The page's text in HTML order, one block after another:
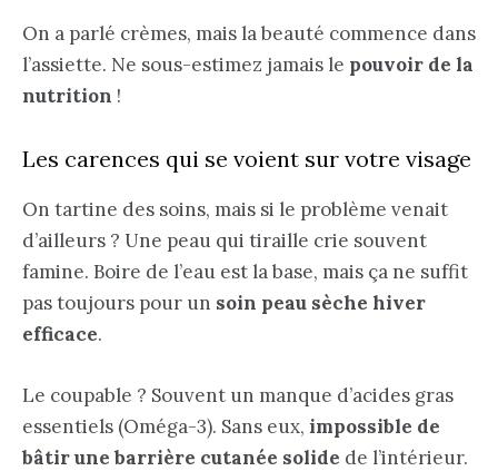
On a parlé crèmes, mais la beauté commence dans
l’assiette. Ne sous-estimez jamais le pouvoir de la
nutrition !
Les carences qui se voient sur votre visage
On tartine des soins, mais si le problème venait
d’ailleurs ? Une peau qui tiraille crie souvent
famine. Boire de l’eau est la base, mais ça ne suffit
pas toujours pour un soin peau sèche hiver
efficace.
Le coupable ? Souvent un manque d’acides gras
essentiels (Oméga-3). Sans eux, impossible de
bâtir une barrière cutanée solide de l’intérieur.